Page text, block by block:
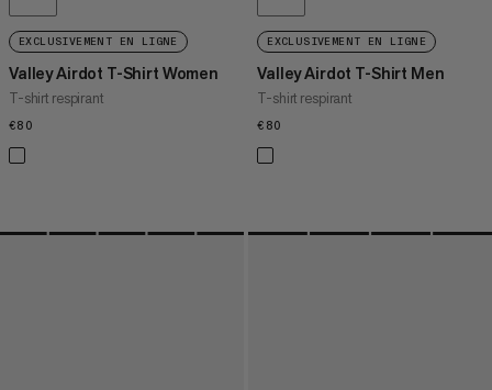
EXCLUSIVEMENT EN LIGNE
Valley Airdot T-Shirt Women
T-shirt respirant
€80
EXCLUSIVEMENT EN LIGNE
Valley Airdot T-Shirt Men
T-shirt respirant
€80